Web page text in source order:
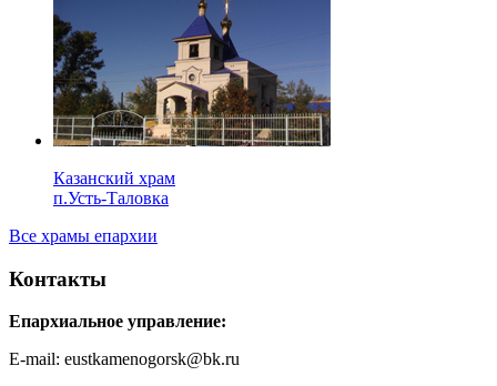
Казанский храм
п.Усть-Таловка
Все храмы епархии
Контакты
Епархиальное управление:
E-mail: eustkamenogorsk@bk.ru